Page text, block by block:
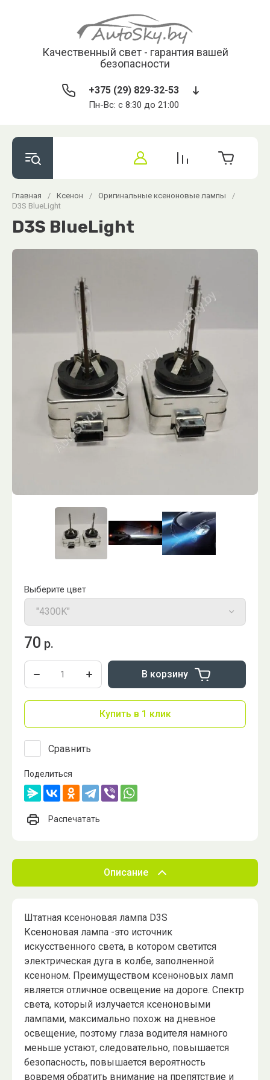
Качественный свет - гарантия вашей
безопасности
+375 (29) 829-32-53
Пн-Вс: с 8:30 до 21:00
Главная / Ксенон / Оригинальные ксеноновые лампы
/
D3S BlueLight
D3S BlueLight
Выберите цвет
70 р.
В корзину
Купить в 1 клик
Сравнить
Поделиться
Распечатать
Описание
Штатная ксеноновая лампа D3S
Ксеноновая лампа -это источник
искусственного света, в котором светится
электрическая дуга в колбе, заполненной
ксеноном. Преимуществом ксеноновых ламп
является отличное освещение на дороге. Спектр
света, который излучается ксеноновыми
лампами, максимально похож на дневное
освещение, поэтому глаза водителя намного
меньше устают, следовательно, повышается
безопасность, повышается вероятность
вовремя обратить внимание на препятствие и